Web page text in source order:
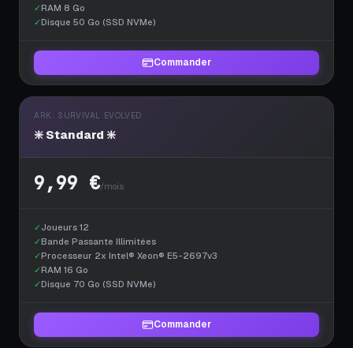
✓RAM 8 Go
✓Disque 50 Go (SSD NVMe)
Commander
ARK: SURVIVAL EVOLVED
❇️ Standard ❇️
9,99 €/mois
✓ Joueurs 12
✓Bande Passante Illimitées
✓Processeur 2x Intel® Xeon® E5-2697v3
✓RAM 16 Go
✓Disque 70 Go (SSD NVMe)
Commander